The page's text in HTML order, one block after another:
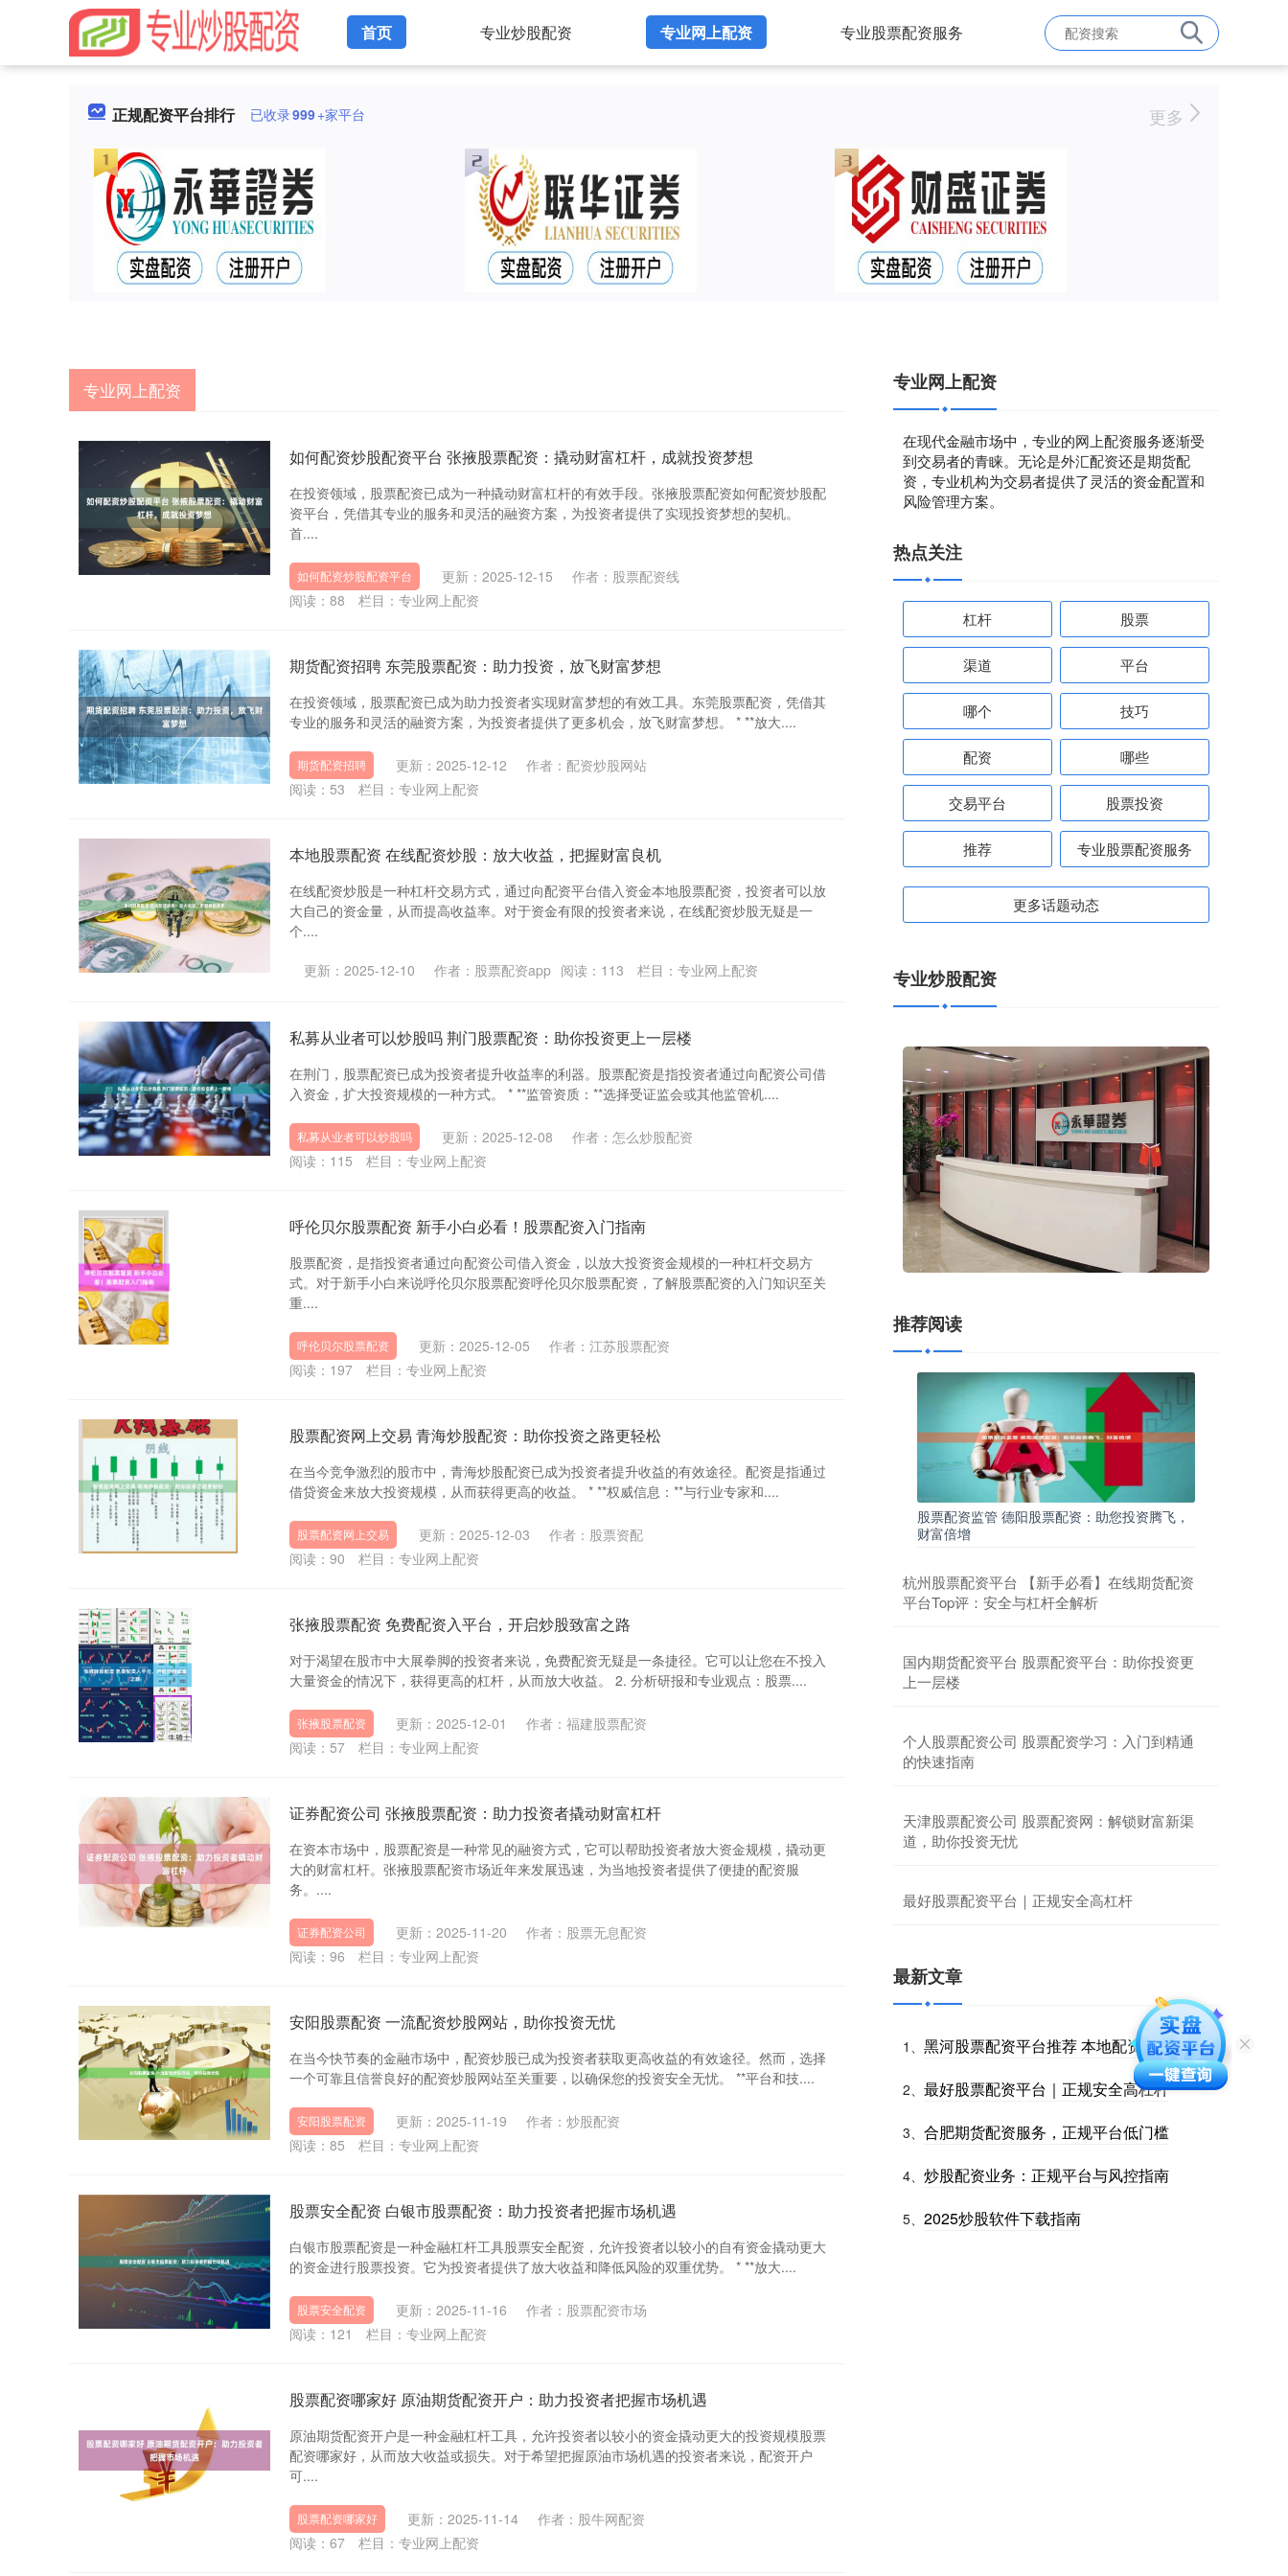
首页 专业炒股配资 专业网上配资 专业股票配资服务
正规配资平台排行 已收录999+家平台 更多
专业网上配资
如何配资炒股配资平台 张掖股票配资：撬动财富杠杆，成就投资梦想
在投资领域，股票配资已成为一种撬动财富杠杆的有效手段。张掖股票配资如何配资炒股配
资平台，凭借其专业的服务和灵活的融资方案，为投资者提供了实现投资梦想的契机。
首....
如何配资炒股配资平台 更新：2025-12-15
作者：股票配资线
阅读： 88 栏目： 专业网上配资
期货配资招聘 东莞股票配资：助力投资，放飞财富梦想
在投资领域，股票配资已成为助力投资者实现财富梦想的有效工具。东莞股票配资，凭借其
专业的服务和灵活的融资方案，为投资者提供了更多机会，放飞财富梦想。 * **放大....
期货配资招聘 更新：2025-12-12
作者：配资炒股网站
阅读： 53 栏目： 专业网上配资
本地股票配资 在线配资炒股：放大收益，把握财富良机
在线配资炒股是一种杠杆交易方式，通过向配资平台借入资金本地股票配资，投资者可以放
大自己的资金量，从而提高收益率。对于资金有限的投资者来说，在线配资炒股无疑是一
个....
更新：2025-12-10 作者：股票配资app 阅读： 113 栏目： 专业网上配资
私募从业者可以炒股吗 荆门股票配资：助你投资更上一层楼
在荆门，股票配资已成为投资者提升收益率的利器。股票配资是指投资者通过向配资公司借
入资金，扩大投资规模的一种方式。 * **监管资质：**选择受证监会或其他监管机....
私募从业者可以炒股吗 更新：2025-12-08
作者：怎么炒股配资
阅读： 115 栏目： 专业网上配资
呼伦贝尔股票配资 新手小白必看！股票配资入门指南
股票配资，是指投资者通过向配资公司借入资金，以放大投资资金规模的一种杠杆交易方
式。对于新手小白来说呼伦贝尔股票配资呼伦贝尔股票配资，了解股票配资的入门知识至关
重....
呼伦贝尔股票配资 更新：2025-12-05
作者：江苏股票配资
阅读： 197 栏目： 专业网上配资
股票配资网上交易 青海炒股配资：助你投资之路更轻松
在当今竞争激烈的股市中，青海炒股配资已成为投资者提升收益的有效途径。配资是指通过
借贷资金来放大投资规模，从而获得更高的收益。 * **权威信息：**与行业专家和....
股票配资网上交易 更新：2025-12-03
作者：股票资配
阅读： 90 栏目： 专业网上配资
张掖股票配资 免费配资入平台，开启炒股致富之路
对于渴望在股市中大展拳脚的投资者来说，免费配资无疑是一条捷径。它可以让您在不投入
大量资金的情况下，获得更高的杠杆，从而放大收益。 2. 分析研报和专业观点：股票....
张掖股票配资 更新：2025-12-01
作者：福建股票配资
阅读： 57 栏目： 专业网上配资
证券配资公司 张掖股票配资：助力投资者撬动财富杠杆
在资本市场中，股票配资是一种常见的融资方式，它可以帮助投资者放大资金规模，撬动更
大的财富杠杆。张掖股票配资市场近年来发展迅速，为当地投资者提供了便捷的配资服
务。....
证券配资公司 更新：2025-11-20
作者：股票无息配资
阅读： 96 栏目： 专业网上配资
安阳股票配资 一流配资炒股网站，助你投资无忧
在当今快节奏的金融市场中，配资炒股已成为投资者获取更高收益的有效途径。然而，选择
一个可靠且信誉良好的配资炒股网站至关重要，以确保您的投资安全无忧。 **平台和技....
安阳股票配资 更新：2025-11-19
作者：炒股配资
阅读： 85 栏目： 专业网上配资
股票安全配资 白银市股票配资：助力投资者把握市场机遇
白银市股票配资是一种金融杠杆工具股票安全配资，允许投资者以较小的自有资金撬动更大
的资金进行股票投资。它为投资者提供了放大收益和降低风险的双重优势。 * **放大....
股票安全配资 更新：2025-11-16
作者：股票配资市场
阅读： 121 栏目： 专业网上配资
股票配资哪家好 原油期货配资开户：助力投资者把握市场机遇
原油期货配资开户是一种金融杠杆工具，允许投资者以较小的资金撬动更大的投资规模股票
配资哪家好，从而放大收益或损失。对于希望把握原油市场机遇的投资者来说，配资开户
可....
股票配资哪家好 更新：2025-11-14
作者：股牛网配资
阅读： 67 栏目： 专业网上配资
专业网上配资
在现代金融市场中，专业的网上配资服务逐渐受
到交易者的青睐。无论是外汇配资还是期货配
资，专业机构为交易者提供了灵活的资金配置和
风险管理方案。
热点关注
杠杆 股票
渠道 平台
哪个 技巧
配资 哪些
交易平台 股票投资
推荐 专业股票配资服务
更多话题动态
专业炒股配资
推荐阅读
股票配资监管 德阳股票配资：助您投资腾飞，
财富倍增
杭州股票配资平台 【新手必看】在线期货配资
平台Top评：安全与杠杆全解析
国内期货配资平台 股票配资平台：助你投资更
上一层楼
个人股票配资公司 股票配资学习：入门到精通
的快速指南
天津股票配资公司 股票配资网：解锁财富新渠
道，助你投资无忧
最好股票配资平台｜正规安全高杠杆
最新文章
1、 黑河股票配资平台推荐 本地配资公司排名
2、 最好股票配资平台｜正规安全高杠杆
3、 合肥期货配资服务，正规平台低门槛
4、 炒股配资业务：正规平台与风控指南
5、 2025炒股软件下载指南